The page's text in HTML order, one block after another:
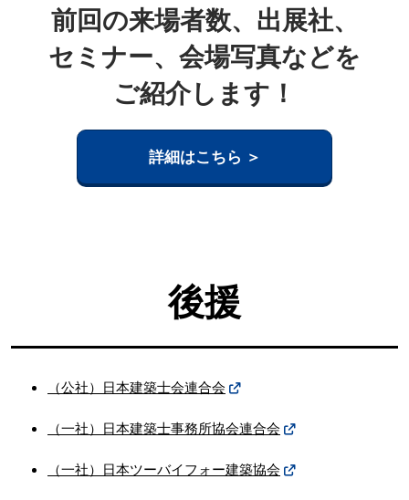
前回の来場者数、出展社、
セミナー、会場写真などを
ご紹介します！
詳細はこちら ＞
後援
（公社）日本建築士会連合会
（一社）日本建築士事務所協会連合会
（一社）日本ツーバイフォー建築協会